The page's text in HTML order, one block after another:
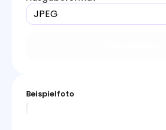
JPEG
Beispielfoto